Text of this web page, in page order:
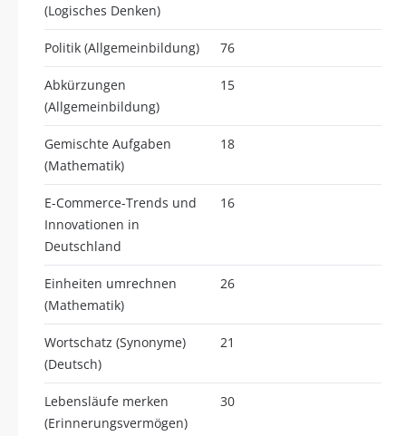
(Logisches Denken)
Politik (Allgemeinbildung) 76
Abkürzungen
(Allgemeinbildung)
15
Gemischte Aufgaben
(Mathematik)
18
E-Commerce-Trends und
Innovationen in
Deutschland
16
Einheiten umrechnen
(Mathematik)
26
Wortschatz (Synonyme)
(Deutsch)
21
Lebensläufe merken
(Erinnerungsvermögen)
30